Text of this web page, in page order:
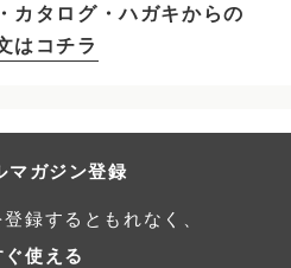
カタログ・ハガキからの
はコチラ
マガジン登録
録するともれなく、
ぐ使える